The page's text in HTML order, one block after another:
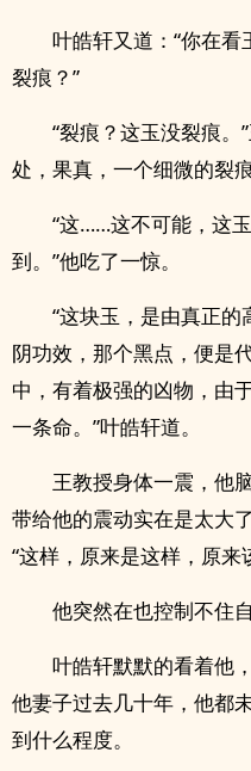
叶皓轩又道：“你在
裂痕？”
“裂痕？这玉没裂痕
处，果真，一个细微的裂
“这……这不可能，这
到。”他吃了一惊。
“这块玉，是由真正
阴功效，那个黑点，便是
中，有着极强的凶物，由
一条命。”叶皓轩道。
王教授身体一震，他
带给他的震动实在是太大
“这样，原来是这样，原
他突然在也控制不住
叶皓轩默默的看着他
他妻子过去几十年，他都
到什么程度。